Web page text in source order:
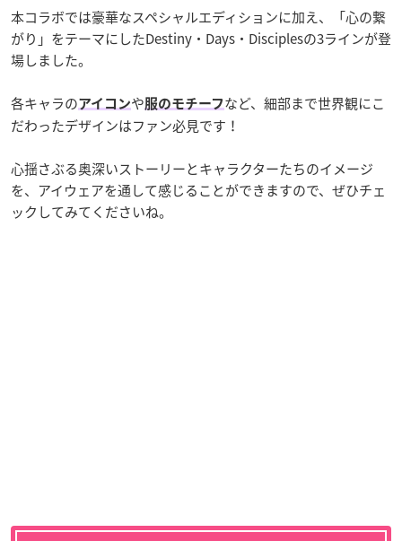
本コラボでは豪華なスペシャルエディションに加え、「心の繋
がり」をテーマにしたDestiny・Days・Disciplesの3ラインが登
場しました。
各キャラのアイコンや服のモチーフなど、細部まで世界観にこ
だわったデザインはファン必見です！
心揺さぶる奥深いストーリーとキャラクターたちのイメージ
を、アイウェアを通して感じることができますので、ぜひチェ
ックしてみてくださいね。